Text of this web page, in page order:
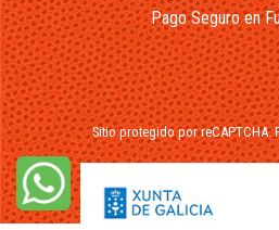
Pago Seguro en
Sitio protegido por reCAPTCHA.